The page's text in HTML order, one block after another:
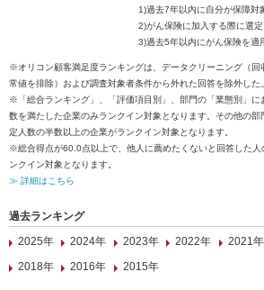
1)過去7年以内に自分が保障対
2)がん保険に加入する際に選
3)過去5年以内にがん保険を適
※オリコン顧客満足度ランキングは、データクリーニング（回
常値を排除）および調査対象者条件から外れた回答を除外した
※「総合ランキング」、「評価項目別」、部門の「業態別」に
数を満たした企業のみランクイン対象となります。その他の
定人数の半数以上の企業がランクイン対象となります。
※総合得点が60.0点以上で、他人に薦めたくないと回答した人
ンクイン対象となります。
≫ 詳細はこちら
過去ランキング
2025年
2024年 2023年 2022年 2021年
2018年
2016年 2015年